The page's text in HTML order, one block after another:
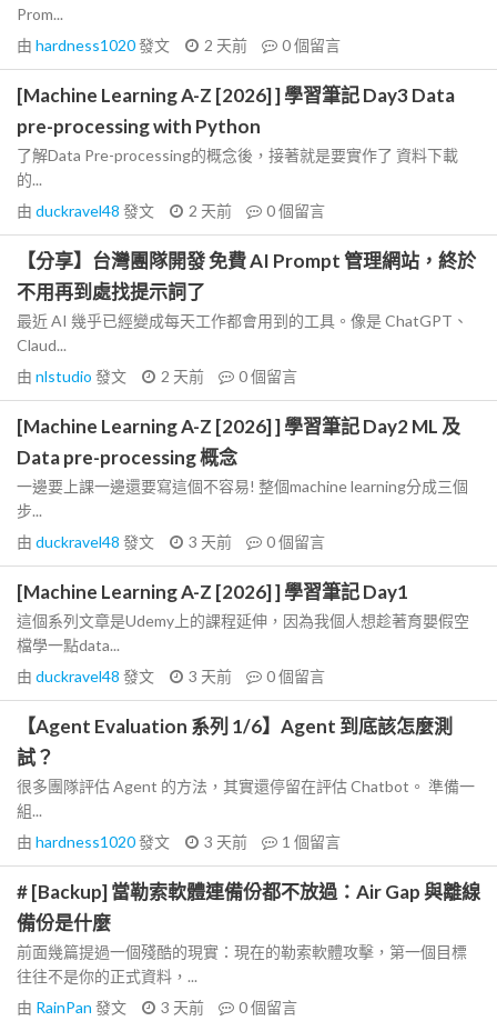
Prom...
由 hardness1020發文 2 天前 0個留言
[Machine Learning A-Z [2026] ] 學習筆記 Day3 Data
pre-processing with Python
了解Data Pre-processing的概念後，接著就是要實作了 資料下載
的...
由 duckravel48 發文 2 天前 0個留言
【分享】台灣團隊開發 免費 AI Prompt 管理網站，終於
不用再到處找提示詞了
最近 AI 幾乎已經變成每天工作都會用到的工具。像是 ChatGPT、
Claud...
由 nlstudio 發文 2 天前 0個留言
[Machine Learning A-Z [2026] ] 學習筆記 Day2 ML 及
Data pre-processing 概念
一邊要上課一邊還要寫這個不容易! 整個machine learning分成三個
步...
由 duckravel48 發文 3 天前 0個留言
[Machine Learning A-Z [2026] ] 學習筆記 Day1
這個系列文章是Udemy上的課程延伸，因為我個人想趁著育嬰假空
檔學一點data...
由 duckravel48 發文 3 天前 0個留言
【Agent Evaluation 系列 1/6】Agent 到底該怎麼測
試？
很多團隊評估 Agent 的方法，其實還停留在評估 Chatbot。 準備一
組...
由 hardness1020發文 3 天前 1 個留言
# [Backup] 當勒索軟體連備份都不放過：Air Gap 與離線
備份是什麼
前面幾篇提過一個殘酷的現實：現在的勒索軟體攻擊，第一個目標
往往不是你的正式資料，...
由 RainPan 發文 3 天前 0個留言